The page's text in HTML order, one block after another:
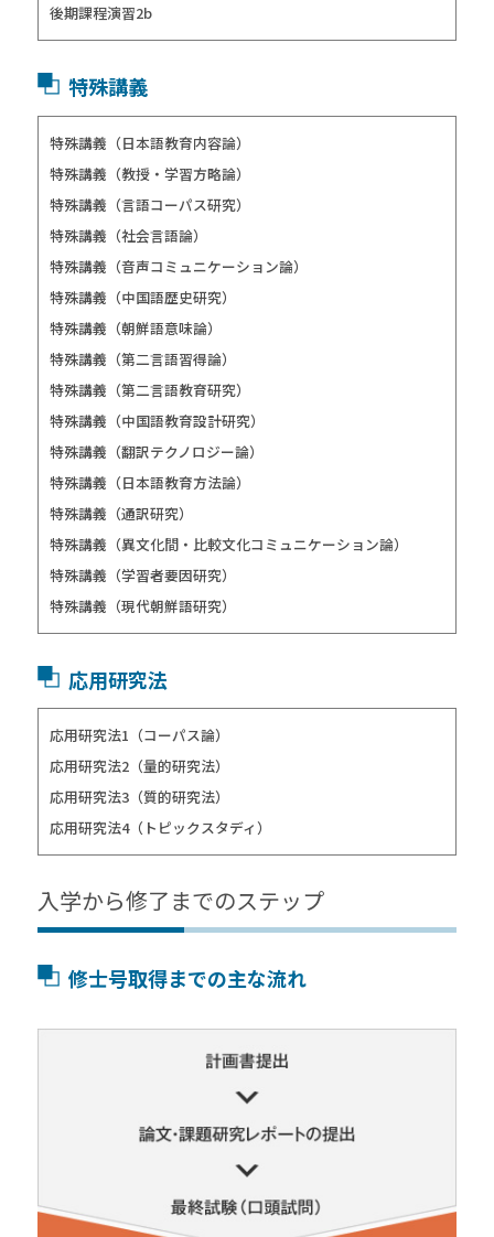
後期課程演習2b
特殊講義
特殊講義（日本語教育内容論）
特殊講義（教授・学習方略論）
特殊講義（言語コーパス研究）
特殊講義（社会言語論）
特殊講義（音声コミュニケーション論）
特殊講義（中国語歴史研究）
特殊講義（朝鮮語意味論）
特殊講義（第二言語習得論）
特殊講義（第二言語教育研究）
特殊講義（中国語教育設計研究）
特殊講義（翻訳テクノロジー論）
特殊講義（日本語教育方法論）
特殊講義（通訳研究）
特殊講義（異文化間・比較文化コミュニケーション論）
特殊講義（学習者要因研究）
特殊講義（現代朝鮮語研究）
応用研究法
応用研究法1（コーパス論）
応用研究法2（量的研究法）
応用研究法3（質的研究法）
応用研究法4（トピックスタディ）
入学から修了までのステップ
修士号取得までの主な流れ